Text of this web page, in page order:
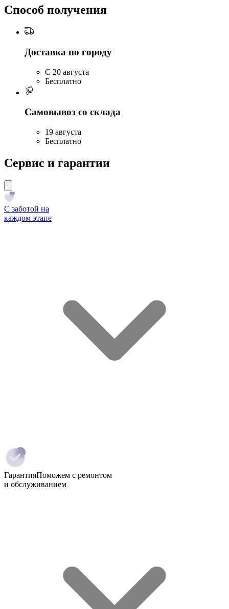
Способ получения
Доставка по городу
C 20 августа
Бесплатно
Самовывоз со склада
19 августа
Бесплатно
Сервис и гарантии
С заботой на
каждом этапе
ГарантияПоможем с ремонтом
и обслуживанием